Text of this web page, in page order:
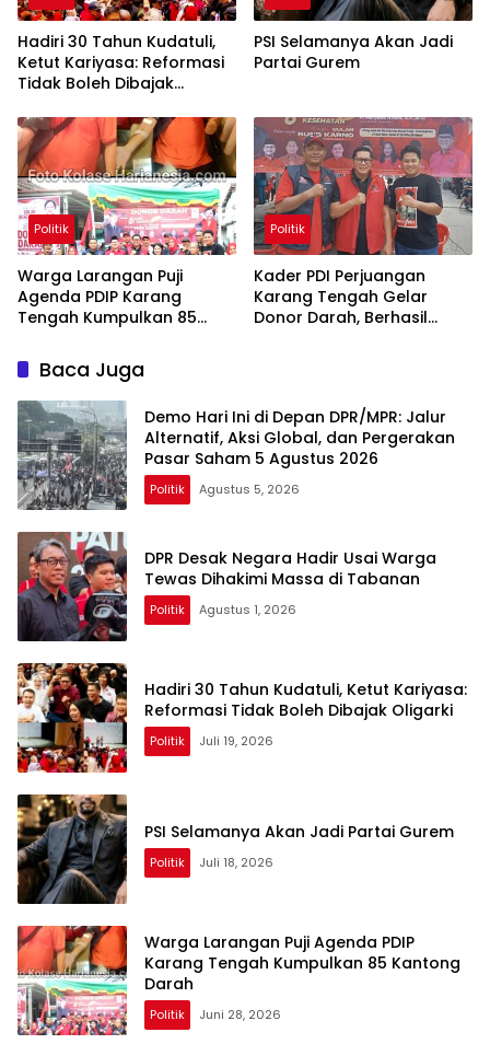
Hadiri 30 Tahun Kudatuli,
Ketut Kariyasa: Reformasi
Tidak Boleh Dibajak
PSI Selamanya Akan Jadi
Partai Gurem
Politik
Warga Larangan Puji
Agenda PDIP Karang
Tengah Kumpulkan 85
Politik
Kader PDI Perjuangan
Karang Tengah Gelar
Donor Darah, Berhasil
Baca Juga
Demo Hari Ini di Depan DPR/MPR: Jalur
Alternatif, Aksi Global, dan Pergerakan
Pasar Saham 5 Agustus 2026
Politik Agustus 5, 2026
DPR Desak Negara Hadir Usai Warga
Tewas Dihakimi Massa di Tabanan
Politik Agustus 1, 2026
Hadiri 30 Tahun Kudatuli, Ketut Kariyasa:
Reformasi Tidak Boleh Dibajak Oligarki
Politik Juli 19, 2026
PSI Selamanya Akan Jadi Partai Gurem
Politik Juli 18, 2026
Warga Larangan Puji Agenda PDIP
Karang Tengah Kumpulkan 85 Kantong
Darah
Politik Juni 28, 2026